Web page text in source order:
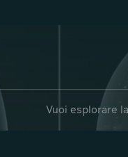
Vuoi esplorare